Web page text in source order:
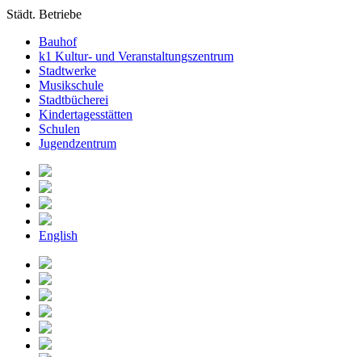
Städt. Betriebe
Bauhof
k1 Kultur- und Veranstaltungszentrum
Stadtwerke
Musikschule
Stadtbücherei
Kindertagesstätten
Schulen
Jugendzentrum
English